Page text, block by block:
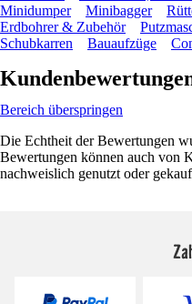
Minidumper
Minibagger
Erdbohrer & Zubehör
Schubkarren
Bauaufzüge
Bereich überspringen
Die Echtheit der Bewertungen
Bewertungen können auch von
nachweislich genutzt oder